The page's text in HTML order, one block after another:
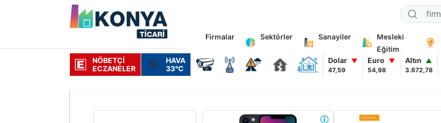
Firmalar Sektörler Sanayiler
Mesleki
Eğitim
NÖBETÇI
ECZANELER
☀️
HAVA
33°C
Dolar ▼
47,59
Euro ▼
54,98
Altın
▲
3.672,78